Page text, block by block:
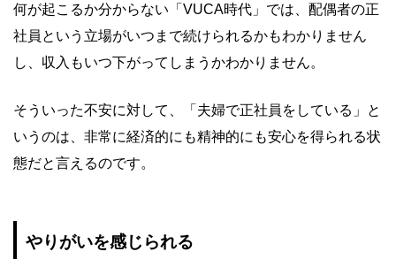
何が起こるか分からない「VUCA時代」では、配偶者の正
社員という立場がいつまで続けられるかもわかりません
し、収入もいつ下がってしまうかわかりません。
そういった不安に対して、「夫婦で正社員をしている」と
いうのは、非常に経済的にも精神的にも安心を得られる状
態だと言えるのです。
やりがいを感じられる